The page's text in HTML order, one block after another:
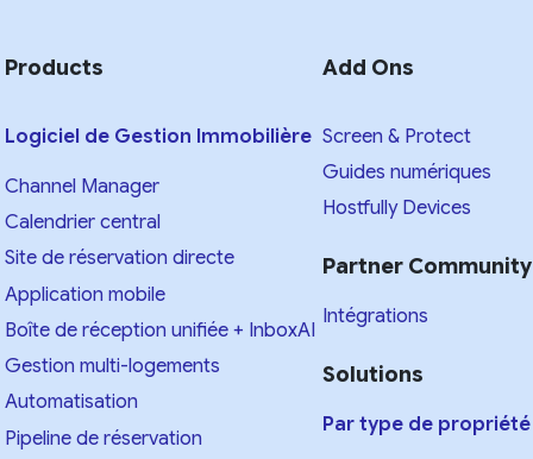
Products
Logiciel de Gestion Immobilière
Channel Manager
Calendrier central
Site de réservation directe
Application mobile
Boîte de réception unifiée + InboxAI
Gestion multi-logements
Automatisation
Pipeline de réservation
Add Ons
Screen & Protect
Guides numériques
Hostfully Devices
Partner Community
Intégrations
Solutions
Par type de propriété